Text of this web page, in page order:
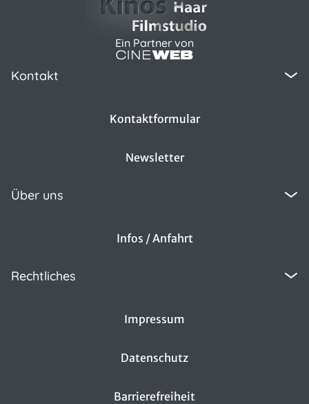
Ein Partner von
Kontakt
Kontaktformular
Newsletter
Über uns
Infos / Anfahrt
Rechtliches
Impressum
Datenschutz
Barrierefreiheit